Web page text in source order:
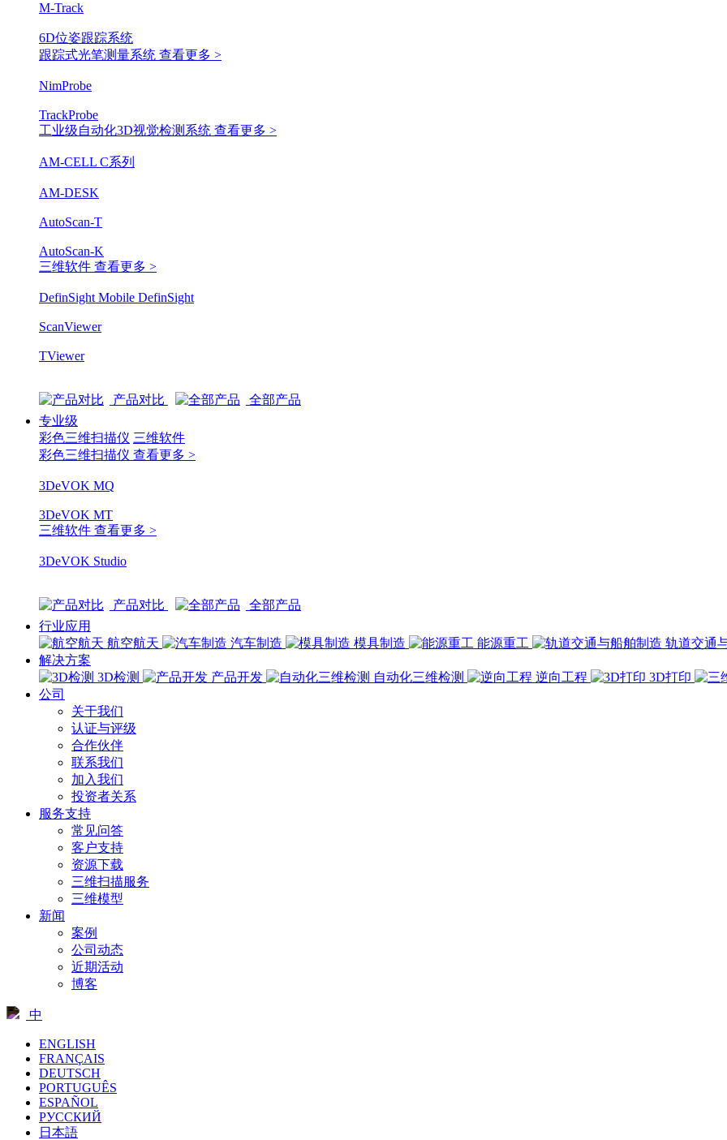
M-Track
6D位姿跟踪系统
跟踪式光笔测量系统 查看更多 >
NimProbe
TrackProbe
工业级自动化3D视觉检测系统 查看更多 >
AM-CELL C系列
AM-DESK
AutoScan-T
AutoScan-K
三维软件 查看更多 >
DefinSight Mobile DefinSight
ScanViewer
TViewer
产品对比
全部产品
专业级
彩色三维扫描仪 三维软件
彩色三维扫描仪 查看更多 >
3DeVOK MQ
3DeVOK MT
三维软件 查看更多 >
3DeVOK Studio
产品对比
全部产品
行业应用
航空航天
汽车制造 模具制造 能源重工
轨道交通
解决方案
3D检测
产品开发 自动化三维检测 逆向工程
3D打印
公司
关于我们
认证与评级
合作伙伴
联系我们
加入我们
投资者关系
服务支持
常见问答
客户支持
资源下载
三维扫描服务
三维模型
新闻
案例
公司动态
近期活动
博客
中
ENGLISH
FRANÇAIS
DEUTSCH
PORTUGUÊS
ESPAÑOL
РУССКИЙ
日本語